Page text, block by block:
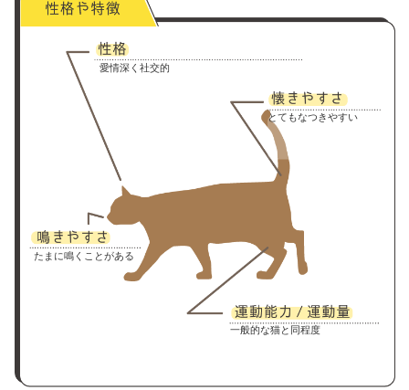
愛情深く社交的
とてもなつきやすい
たまに鳴くことがある
一般的な猫と同程度